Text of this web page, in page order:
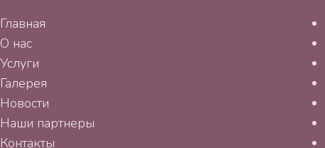
Главная
О нас
Услуги
Галерея
Новости
Наши партнеры
Контакты